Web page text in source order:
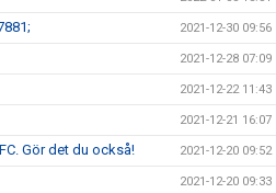
2021-12-30 09:56
2021-12-28 07:09
2021-12-22 11:43
2021-12-21 16:07
Gör det du också! 2021-12-20 09:52
2021-12-20 09:33